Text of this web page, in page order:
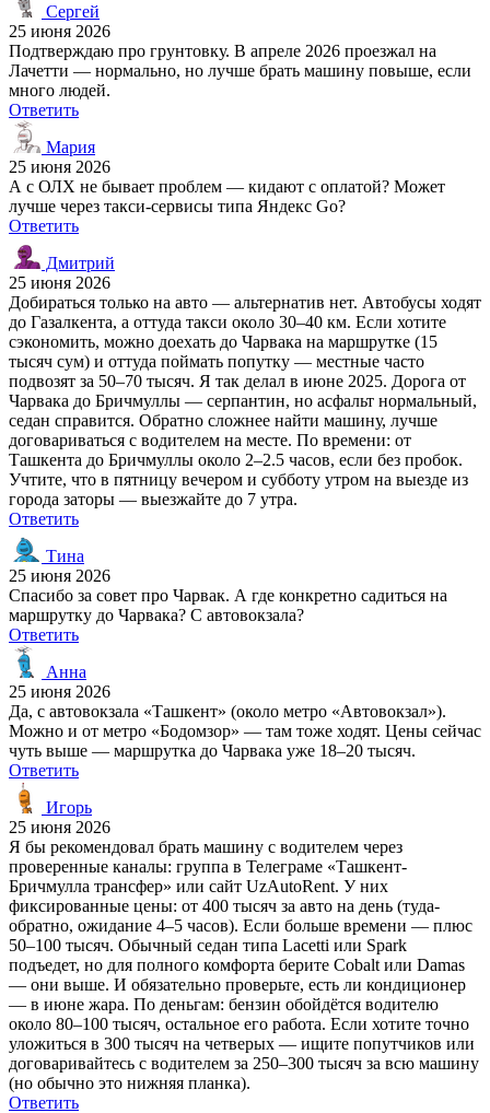
Сергей
25 июня 2026
Подтверждаю про грунтовку. В апреле 2026 проезжал на
Лачетти — нормально, но лучше брать машину повыше, если
много людей.
Ответить
Мария
25 июня 2026
А с ОЛХ не бывает проблем — кидают с оплатой? Может
лучше через такси-сервисы типа Яндекс Go?
Ответить
Дмитрий
25 июня 2026
Добираться только на авто — альтернатив нет. Автобусы ходят
до Газалкента, а оттуда такси около 30–40 км. Если хотите
сэкономить, можно доехать до Чарвака на маршрутке (15
тысяч сум) и оттуда поймать попутку — местные часто
подвозят за 50–70 тысяч. Я так делал в июне 2025. Дорога от
Чарвака до Бричмуллы — серпантин, но асфальт нормальный,
седан справится. Обратно сложнее найти машину, лучше
договариваться с водителем на месте. По времени: от
Ташкента до Бричмуллы около 2–2.5 часов, если без пробок.
Учтите, что в пятницу вечером и субботу утром на выезде из
города заторы — выезжайте до 7 утра.
Ответить
Тина
25 июня 2026
Спасибо за совет про Чарвак. А где конкретно садиться на
маршрутку до Чарвака? С автовокзала?
Ответить
Анна
25 июня 2026
Да, с автовокзала «Ташкент» (около метро «Автовокзал»).
Можно и от метро «Бодомзор» — там тоже ходят. Цены сейчас
чуть выше — маршрутка до Чарвака уже 18–20 тысяч.
Ответить
Игорь
25 июня 2026
Я бы рекомендовал брать машину с водителем через
проверенные каналы: группа в Телеграме «Ташкент-
Бричмулла трансфер» или сайт UzAutoRent. У них
фиксированные цены: от 400 тысяч за авто на день (туда-
обратно, ожидание 4–5 часов). Если больше времени — плюс
50–100 тысяч. Обычный седан типа Lacetti или Spark
подъедет, но для полного комфорта берите Cobalt или Damas
— они выше. И обязательно проверьте, есть ли кондиционер
— в июне жара. По деньгам: бензин обойдётся водителю
около 80–100 тысяч, остальное его работа. Если хотите точно
уложиться в 300 тысяч на четверых — ищите попутчиков или
договаривайтесь с водителем за 250–300 тысяч за всю машину
(но обычно это нижняя планка).
Ответить